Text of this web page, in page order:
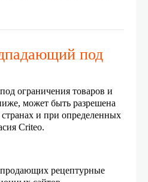
под
ограничения товаров и
может быть разрешена
и при определенных
Criteo.
рецептурные